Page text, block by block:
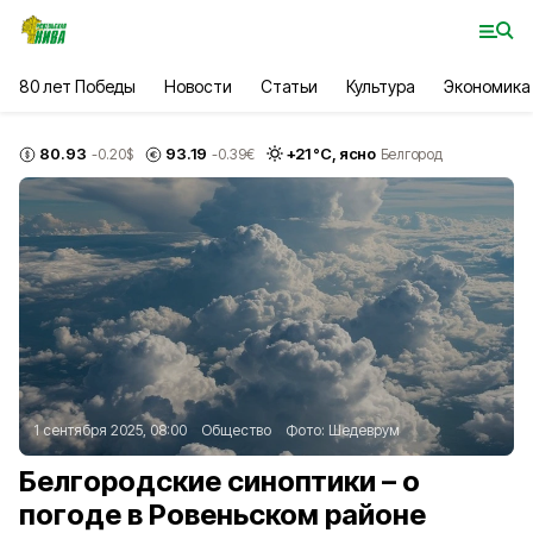
80 лет Победы Новости Статьи Культура Экономика
80.93 -0.20$ 93.19 -0.39€ +21°С, ясно Белгород
1 сентября 2025, 08:00 Общество Фото: Шедеврум
Белгородские синоптики – о
погоде в Ровеньском районе